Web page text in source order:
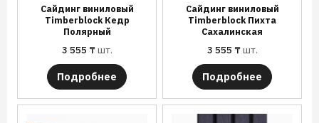
Сайдинг виниловый
Timberblock Кедр
Полярный
3 555 ₸шт.
Подробнее
Сайдинг виниловый
Timberblock Пихта
Сахалинская
3 555 ₸шт.
Подробнее